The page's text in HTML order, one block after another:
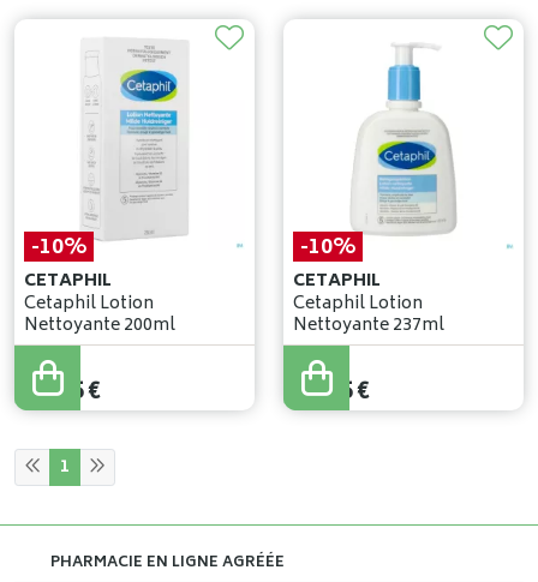
-10%
CETAPHIL
Cetaphil Lotion
Nettoyante 200ml
13,17
11,85€
-10%
CETAPHIL
Cetaphil Lotion
Nettoyante 237ml
13,50
12,15€
1
PHARMACIE EN LIGNE AGRÉÉE